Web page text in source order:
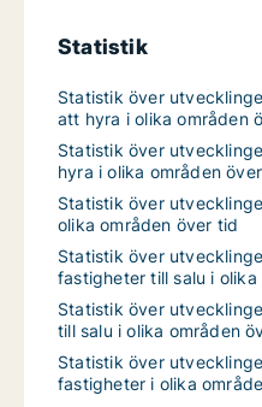
Statistik
Statistik över
att hyra i olika områden
Statistik över
hyra i olika områden
Statistik över
olika områden över tid
Statistik över
fastigheter till salu i
Statistik över
till salu i olika områden
Statistik över
fastigheter i olika